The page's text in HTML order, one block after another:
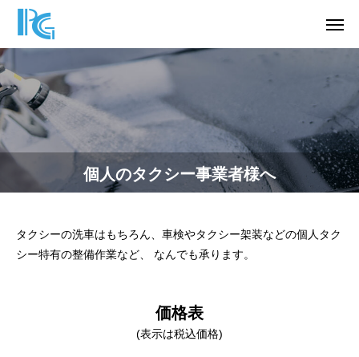
個人のタクシー事業者様へ
タクシーの洗車はもちろん、 車検やタクシー架装などの個人タク
シー特有の整備作業など、 なんでも承ります。
価格表
(表示は税込価格)